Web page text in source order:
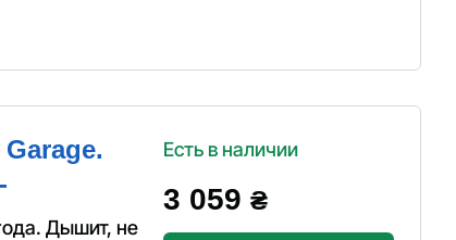
Дышит, не
Есть в наличии
3 059 ₴